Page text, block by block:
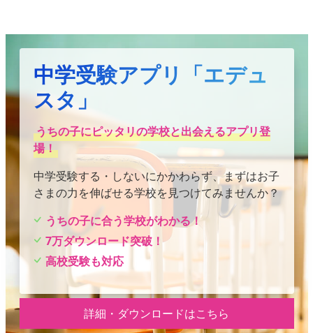
中学受験アプリ「エデュ
スタ」
うちの子にピッタリの学校と出会えるアプリ登
場！
中学受験する・しないにかかわらず、まずはお子
さまの力を伸ばせる学校を見つけてみませんか？
うちの子に合う学校がわかる！
7万ダウンロード突破！
高校受験も対応
詳細・ダウンロードはこちら